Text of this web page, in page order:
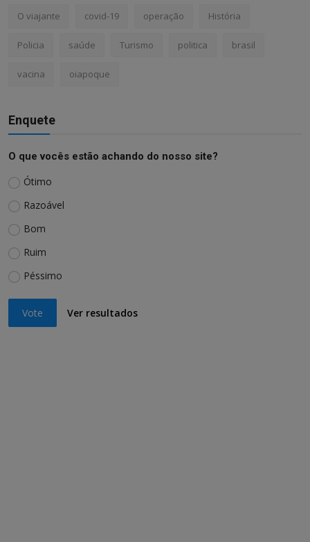
O viajante covid-19 operação História
Policia saúde Turismo politica brasil
vacina oiapoque
Enquete
O que vocês estão achando do nosso site?
Ótimo
Razoável
Bom
Ruim
Péssimo
Vote Ver resultados